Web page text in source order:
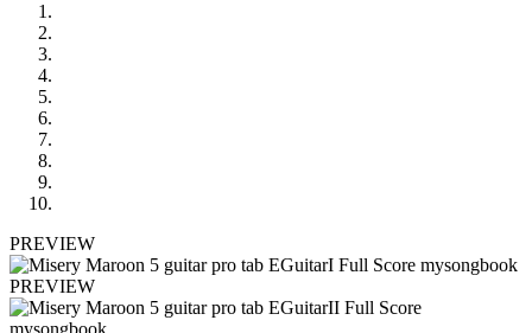
PREVIEW
PREVIEW